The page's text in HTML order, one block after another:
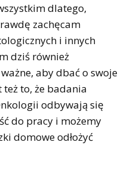
dlatego,
zachęcam
i innych
dziś również
aby dbać o swoje
też to, że badania
odbywają się
do pracy i możemy
domowe odłożyć